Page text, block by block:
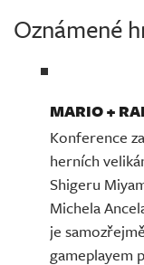
Oznámené
MARIO +
Konference
herních
Shigeru
Michela
je
gameplayem